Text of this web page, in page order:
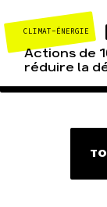
CLIMAT-ÉNERGIE
Actions de
réduire la